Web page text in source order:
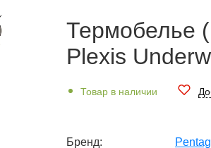
Термобелье
Plexis
Товар в наличии
Бренд: